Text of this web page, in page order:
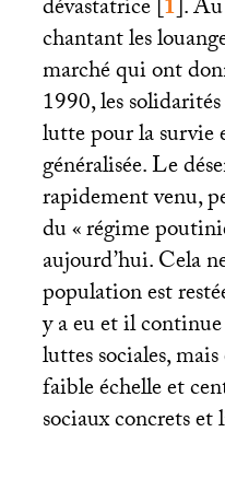
dévastatrice[1].
chantant les
marché qui ont
1990, les
lutte pour la survie
généralisée. Le
rapidement venu,
du «régime
aujourd’hui. Cela
population est
y a eu et il
luttes sociales,
faible échelle et
sociaux concrets